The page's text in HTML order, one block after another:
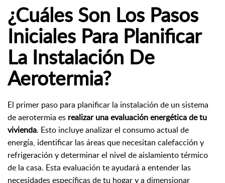
¿Cuáles Son Los Pasos
Iniciales Para Planificar
La Instalación De
Aerotermia?
El primer paso para planificar la instalación de un sistema
de aerotermia es realizar una evaluación energética de tu
vivienda. Esto incluye analizar el consumo actual de
energía, identificar las áreas que necesitan calefacción y
refrigeración y determinar el nivel de aislamiento térmico
de la casa. Esta evaluación te ayudará a entender las
necesidades específicas de tu hogar y a dimensionar